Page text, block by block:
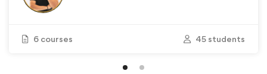
6 courses 45 students